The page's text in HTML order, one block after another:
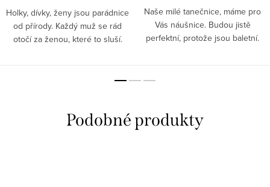
Holky, dívky, ženy jsou parádnice
od přírody. Každý muž se rád
otočí za ženou, které to sluší.
Naše milé tanečnice, máme pro
Vás náušnice. Budou jistě
perfektní, protože jsou baletní.